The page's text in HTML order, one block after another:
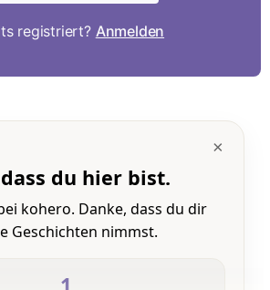
registriert? Anmelden
×
dass du hier bist.
kohero. Danke, dass du dir
Geschichten nimmst.